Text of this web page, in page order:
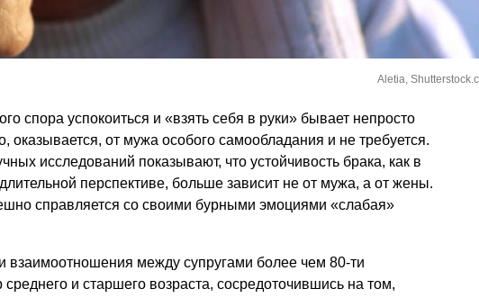
Aletia,
спора успокоиться и «взять себя в руки» бывает непросто
оказывается, от мужа особого самообладания и не требуется.
исследований показывают, что устойчивость брака, как в
перспективе, больше зависит не от мужа, а от жены.
справляется со своими бурными эмоциями «слабая»
взаимоотношения между супругами более чем 80-ти
среднего и старшего возраста, сосредоточившись на том,